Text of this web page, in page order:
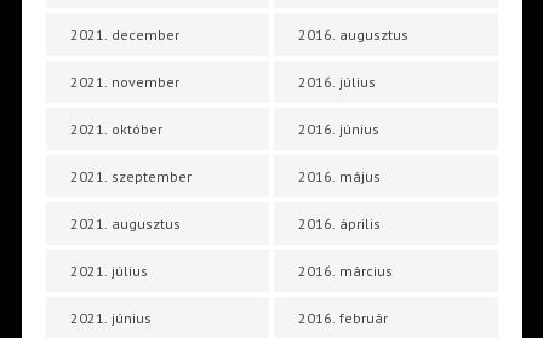
2021. december
2021. november
2021. október
2021. szeptember
2021. augusztus
2021. július
2021. június
2016. augusztus
2016. július
2016. június
2016. május
2016. április
2016. március
2016. február